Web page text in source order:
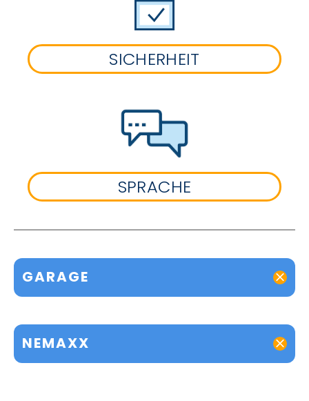
SICHERHEIT
SPRACHE
GARAGE
NEMAXX